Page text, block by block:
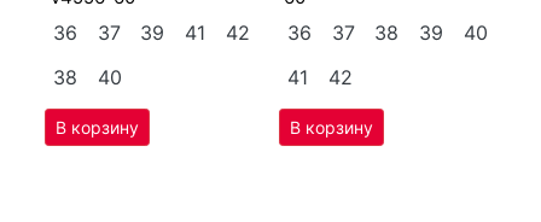
36 37 39 41
42
38
40
36 37 38 39
40
41
42